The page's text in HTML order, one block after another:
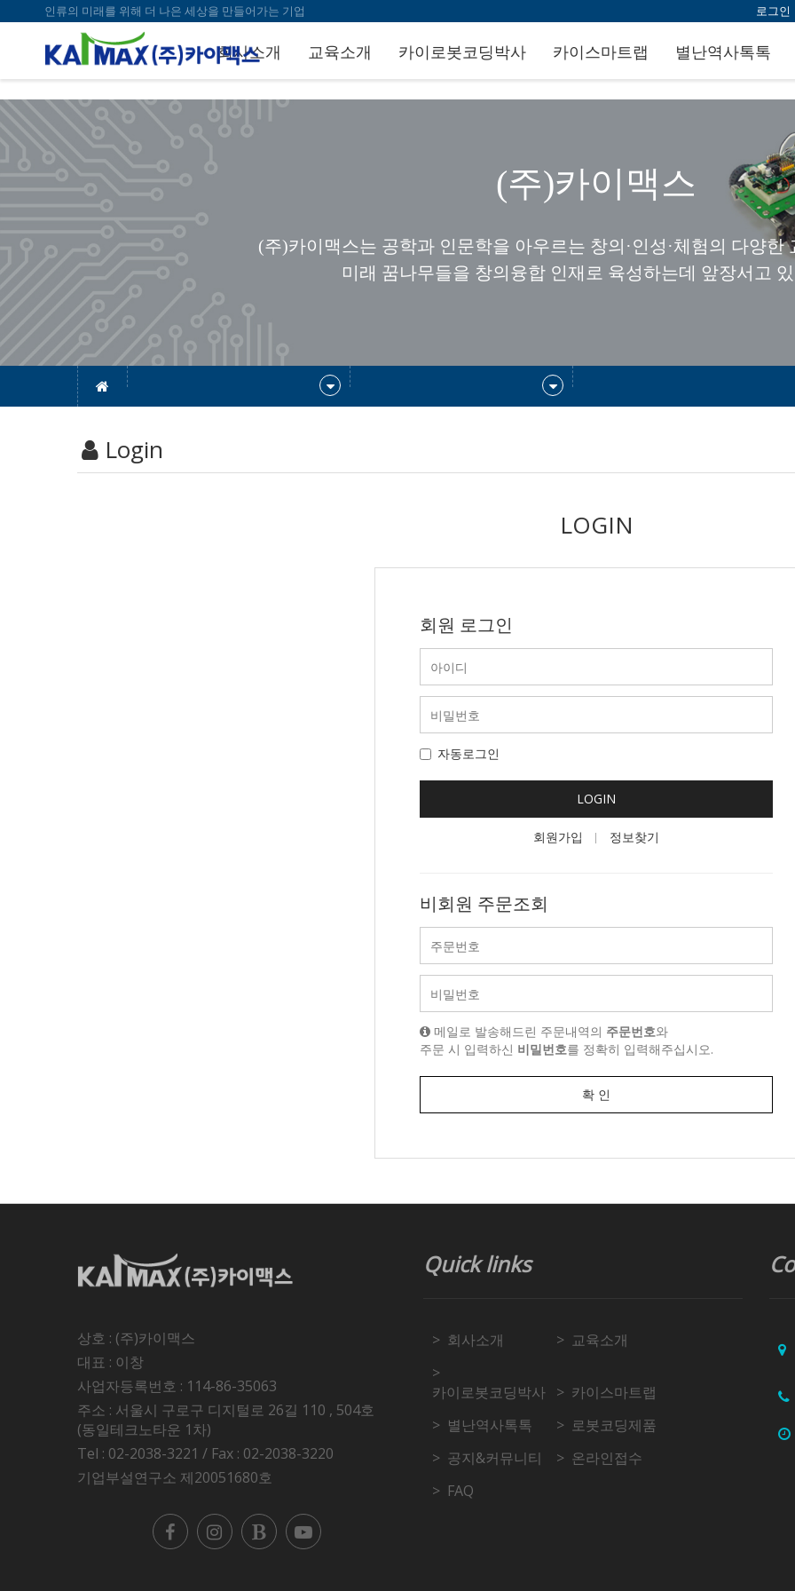
bool(false)인류의 미래를 위해 더 나은 세상을 만들어가는 기업 로그인
회사소개 교육소개 카이로봇코딩박사 카이스마트랩 별난역사톡톡
(주)카이맥스
(주)카이맥스는 공학과 인문학을 아우르는 창의·인성·체험의 다양한
미래 꿈나무들을 창의융합 인재로 육성하는데 앞장서고
Login
LOGIN
회원 로그인
자동로그인
LOGIN
회원가입 정보찾기
비회원 주문조회
메일로 발송해드린 주문내역의 주문번호와
주문 시 입력하신 비밀번호를 정확히 입력해주십시오.
확 인
상호 : (주)카이맥스
대표 : 이창
사업자등록번호 : 114-86-35063
주소 : 서울시 구로구 디지털로 26길 110 , 504호
(동일테크노타운 1차)
Tel : 02-2038-3221 / Fax : 02-2038-3220
기업부설연구소 제20051680호
Quick links
회사소개 교육소개
카이로봇코딩박사
카이스마트랩
별난역사톡톡
로봇코딩제품
공지&커뮤니티
온라인접수
FAQ